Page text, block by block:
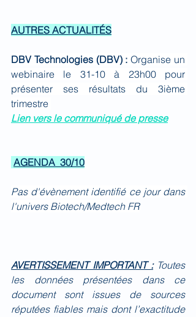
AUTRES ACTUALITÉS
DBV Technologies (DBV) : Organise un
webinaire le 31-10 à 23h00 pour
présenter ses résultats du 3ième
trimestre
Lien vers le communiqué de presse
AGENDA  30/10
Pas d'évènement identifié ce jour dans
l'univers Biotech/Medtech FR
AVERTISSEMENT IMPORTANT : Toutes
les données présentées dans ce
document sont issues de sources
réputées fiables mais dont l’exactitude